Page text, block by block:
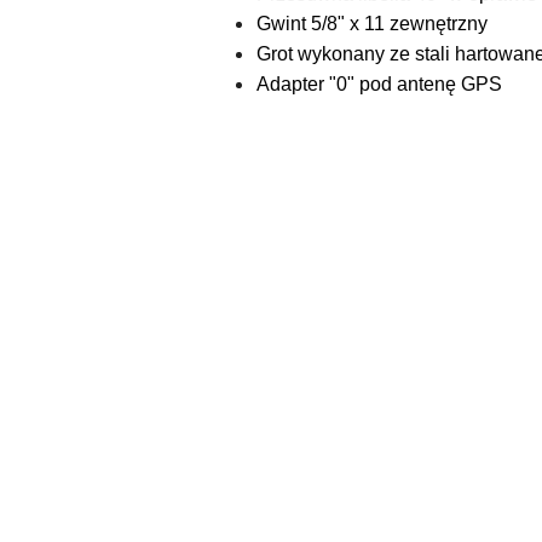
Gwint 5/8" x 11 zewnętrzny
Grot wykonany ze stali
Adapter "0" pod antenę GPS